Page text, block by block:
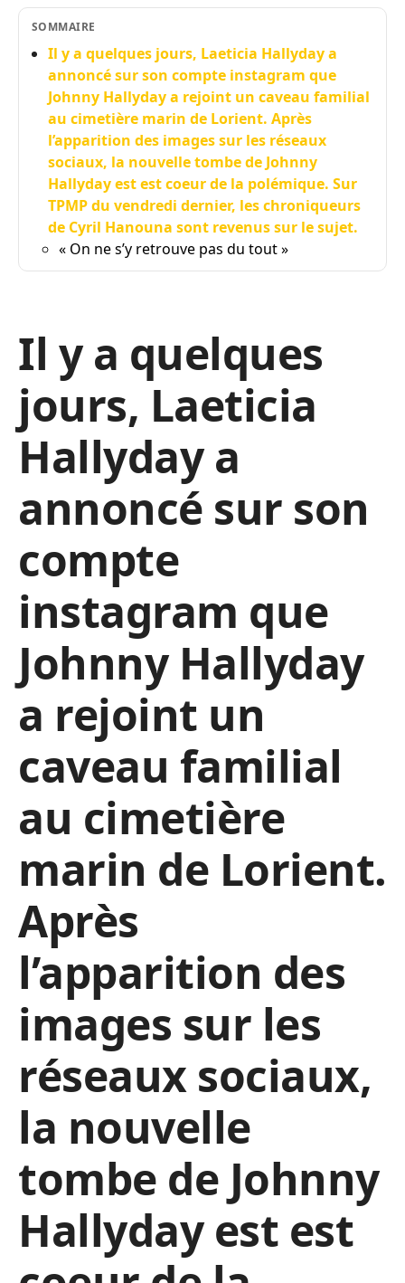
SOMMAIRE
Il y a quelques jours, Laeticia Hallyday a
annoncé sur son compte instagram que
Johnny Hallyday a rejoint un caveau familial
au cimetière marin de Lorient. Après
l’apparition des images sur les réseaux
sociaux, la nouvelle tombe de Johnny
Hallyday est est coeur de la polémique. Sur
TPMP du vendredi dernier, les chroniqueurs
de Cyril Hanouna sont revenus sur le sujet.
« On ne s’y retrouve pas du tout »
Il y a quelques
jours, Laeticia
Hallyday a
annoncé sur son
compte
instagram que
Johnny Hallyday
a rejoint un
caveau familial
au cimetière
marin de Lorient.
Après
l’apparition des
images sur les
réseaux sociaux,
la nouvelle
tombe de Johnny
Hallyday est est